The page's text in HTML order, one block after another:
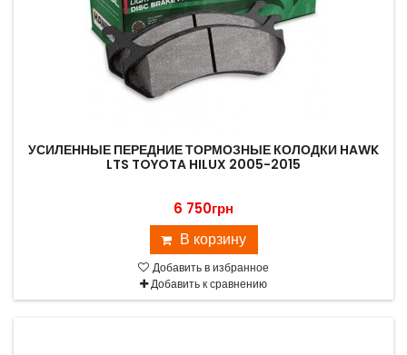
УСИЛЕННЫЕ ПЕРЕДНИЕ ТОРМОЗНЫЕ КОЛОДКИ HAWK
LTS TOYOTA HILUX 2005-2015
6 750грн
В корзину
Добавить в избранное
Добавить к сравнению